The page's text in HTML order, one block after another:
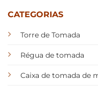
CATEGORIAS
Torre de Tomada
Régua de tomada
Caixa de tomada de